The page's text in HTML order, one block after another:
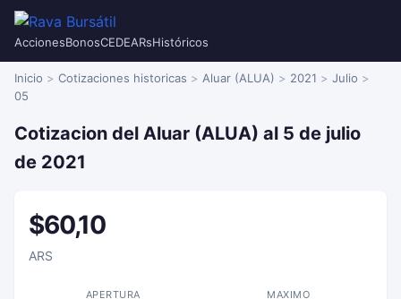
AccionesBonosCEDEARsHistóricos
Inicio Cotizaciones historicas Aluar (ALUA) 2021
Julio
05
Cotizacion del Aluar (ALUA) al 5 de julio
de 2021
$60,10
ARS
APERTURA MAXIMO